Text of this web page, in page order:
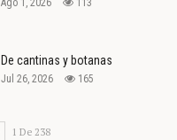
Ago 1, 2026 113
De cantinas y botanas
Jul 26, 2026 165
1 De 238